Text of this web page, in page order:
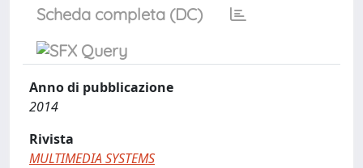
Scheda completa (DC)
Anno di pubblicazione
2014
Rivista
MULTIMEDIA SYSTEMS